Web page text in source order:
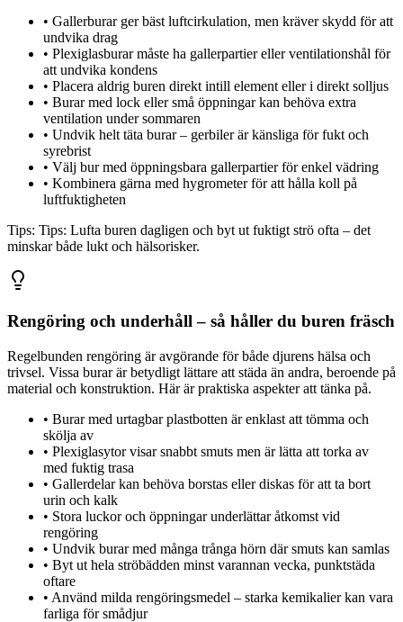
• Gallerburar ger bäst luftcirkulation, men kräver skydd för att
undvika drag
• Plexiglasburar måste ha gallerpartier eller ventilationshål för
att undvika kondens
• Placera aldrig buren direkt intill element eller i direkt solljus
• Burar med lock eller små öppningar kan behöva extra
ventilation under sommaren
• Undvik helt täta burar – gerbiler är känsliga för fukt och
syrebrist
• Välj bur med öppningsbara gallerpartier för enkel vädring
• Kombinera gärna med hygrometer för att hålla koll på
luftfuktigheten
Tips: Tips: Lufta buren dagligen och byt ut fuktigt strö ofta – det
minskar både lukt och hälsorisker.
Rengöring och underhåll – så håller du buren fräsch
Regelbunden rengöring är avgörande för både djurens hälsa och
trivsel. Vissa burar är betydligt lättare att städa än andra, beroende på
material och konstruktion. Här är praktiska aspekter att tänka på.
• Burar med urtagbar plastbotten är enklast att tömma och
skölja av
• Plexiglasytor visar snabbt smuts men är lätta att torka av
med fuktig trasa
• Gallerdelar kan behöva borstas eller diskas för att ta bort
urin och kalk
• Stora luckor och öppningar underlättar åtkomst vid
rengöring
• Undvik burar med många trånga hörn där smuts kan samlas
• Byt ut hela ströbädden minst varannan vecka, punktstäda
oftare
• Använd milda rengöringsmedel – starka kemikalier kan vara
farliga för smådjur